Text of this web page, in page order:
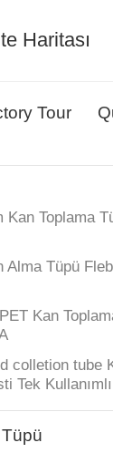
Haritası
Tour
Kan Toplama
Alma Tüpü
Kan
colletion tube
Tek